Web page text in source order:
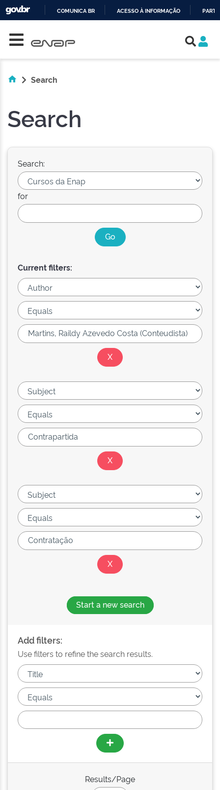
COMUNICA BR ACESSO À INFORMAÇÃO
Search
Search
Search:
for
Current filters:
Start a new search
Add filters:
Use filters to refine the search results.
Results/Page